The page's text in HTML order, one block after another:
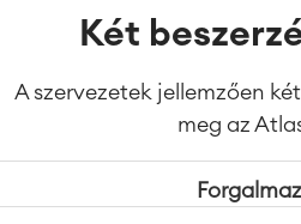
Atlassian
RÓLUNK
■
■
Két
A szervezetek jellemzően
meg az
Hagyományos